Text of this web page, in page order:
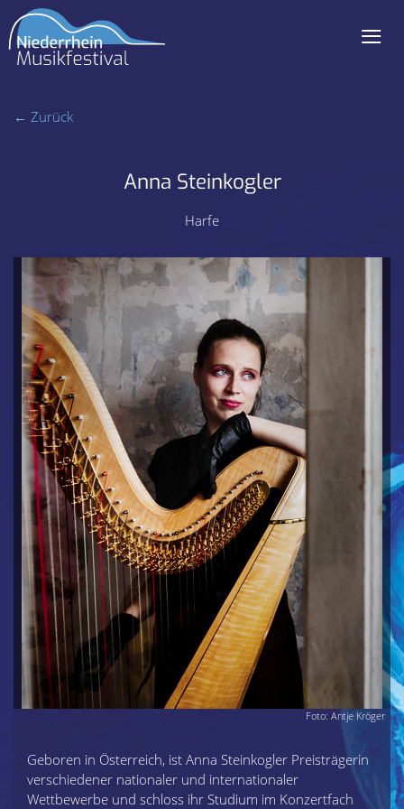
≡
← Zurück
Anna Steinkogler
Harfe
Geboren in Österreich, ist Anna Steinkogler Preisträgerin
verschiedener nationaler und internationaler
Wettbewerbe und schloss ihr Studium im Konzertfach
Foto: Antje Kröger